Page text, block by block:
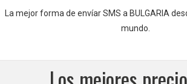
La mejor forma de envíar SMS a BULGARIA
mundo.